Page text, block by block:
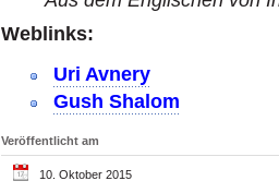
Weblinks:
Uri Avnery
Gush Shalom
Veröffentlicht am
10. Oktober 2015